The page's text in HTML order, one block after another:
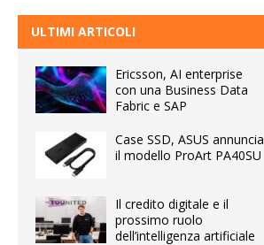
ULTIMI ARTICOLI
Ericsson, AI enterprise
con una Business Data
Fabric e SAP
Case SSD, ASUS annuncia
il modello ProArt PA40SU
Il credito digitale e il
prossimo ruolo
dell’intelligenza artificiale